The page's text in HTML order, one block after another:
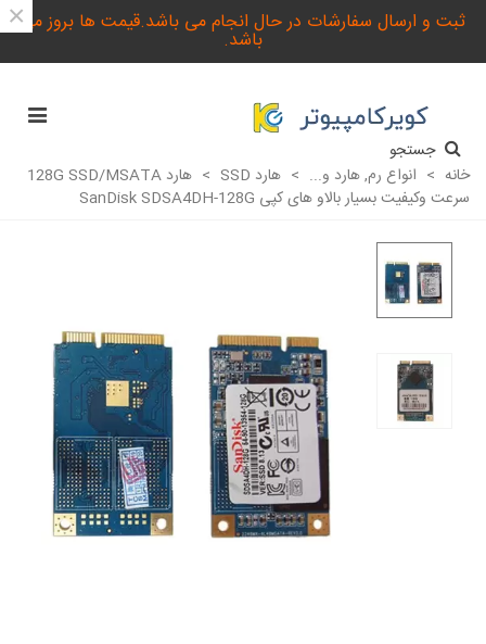
ثبت و ارسال سفارشات در حال انجام می باشد.قیمت ها بروز می
باشد.
×
جستجو
خانه > انواع رم, هارد و... > هارد SSD >
هارد 128G SSD/MSATA
سرعت وکیفیت بسیار بالاو های کپی SanDisk SDSA4DH-128G